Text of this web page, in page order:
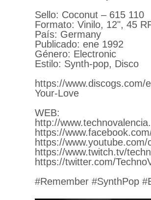
Sello: Coconut – 615 110
Formato: Vinilo, 12", 45
País: Germany
Publicado: ene 1992
Género: Electronic
Estilo: Synth-pop, Disco
https://www.discogs.com/
Your-Love
WEB:
http://
https://
https://www.youtube.com/
https://www.twitch.tv/
https://twitter.com/
#Remember #SynthPop